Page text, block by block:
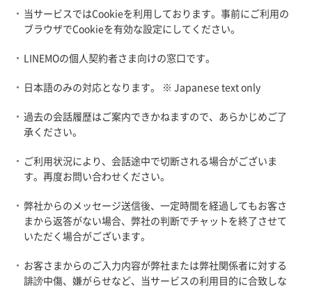
当サービスではCookieを利用しております。事前にご利用の
ブラウザでCookieを有効な設定にしてください。
LINEMOの個人契約者さま向けの窓口です。
日本語のみの対応となります。 ※ Japanese text only
過去の会話履歴はご案内できかねますので、あらかじめご了
承ください。
ご利用状況により、会話途中で切断される場合がございま
す。再度お問い合わせください。
弊社からのメッセージ送信後、一定時間を経過してもお客さ
まから返答がない場合、弊社の判断でチャットを終了させて
いただく場合がございます。
お客さまからのご入力内容が弊社または弊社関係者に対する
誹謗中傷、嫌がらせなど、当サービスの利用目的に合致しな